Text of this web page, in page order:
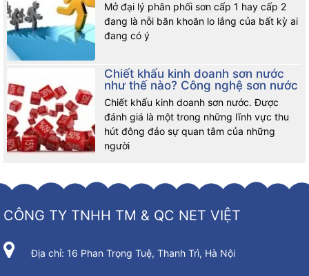
Mở đại lý phân phối sơn cấp 1 hay cấp 2
đang là nỗi băn khoăn lo lắng của bất kỳ ai
đang có ý
Chiết khấu kinh doanh sơn nước
như thế nào? Công nghệ sơn nước
Chiết khấu kinh doanh sơn nước. Được
đánh giá là một trong những lĩnh vực thu
hút đông đảo sự quan tâm của những
người
CÔNG TY TNHH TM & QC NET VIỆT
Địa chỉ: 16 Phan Trọng Tuệ, Thanh Trì, Hà Nội